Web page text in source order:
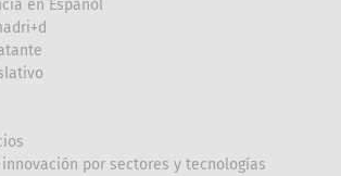
en Español
por sectores y tecnologías